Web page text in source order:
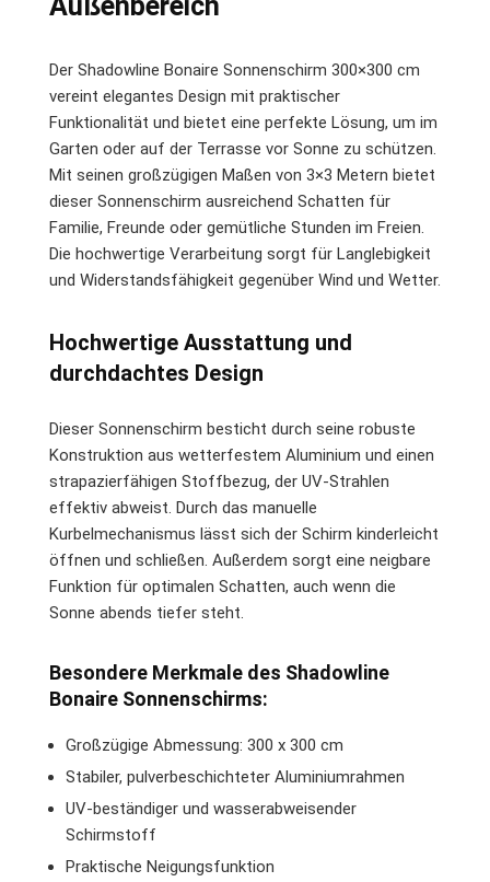
Der Shadowline Bonaire Sonnenschirm 300×300 cm
vereint elegantes Design mit praktischer
Funktionalität und bietet eine perfekte Lösung, um im
Garten oder auf der Terrasse vor Sonne zu schützen.
Mit seinen großzügigen Maßen von 3×3 Metern bietet
dieser Sonnenschirm ausreichend Schatten für
Familie, Freunde oder gemütliche Stunden im Freien.
Die hochwertige Verarbeitung sorgt für Langlebigkeit
und Widerstandsfähigkeit gegenüber Wind und Wetter.
Hochwertige Ausstattung und
durchdachtes Design
Dieser Sonnenschirm besticht durch seine robuste
Konstruktion aus wetterfestem Aluminium und einen
strapazierfähigen Stoffbezug, der UV-Strahlen
effektiv abweist. Durch das manuelle
Kurbelmechanismus lässt sich der Schirm kinderleicht
öffnen und schließen. Außerdem sorgt eine neigbare
Funktion für optimalen Schatten, auch wenn die
Sonne abends tiefer steht.
Besondere Merkmale des Shadowline
Bonaire Sonnenschirms:
Großzügige Abmessung: 300 x 300 cm
Stabiler, pulverbeschichteter Aluminiumrahmen
UV-beständiger und wasserabweisender
Schirmstoff
Praktische Neigungsfunktion